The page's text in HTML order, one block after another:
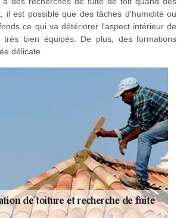
il est possible que des tâches d'humidité ou
ce qui va détériorer l'aspect intérieur de
bien équipés. De plus, des formations
délicate.